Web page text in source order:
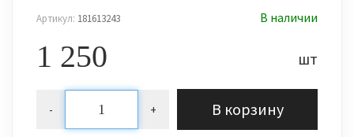
Артикул: 181613243 В наличии
1 250 шт
- + В корзину